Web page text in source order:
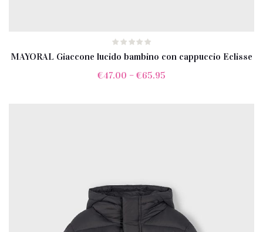
MAYORAL Giaccone lucido bambino con cappuccio Eclisse
€47.00 – €65.95